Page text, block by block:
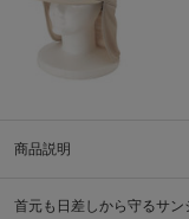
商品説明
首元も日差しから守るサ